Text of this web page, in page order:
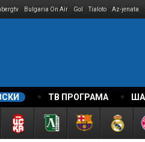
Bulgaria On Air Gol Tialoto Az-jenata
ТВ ПРОГРАМА